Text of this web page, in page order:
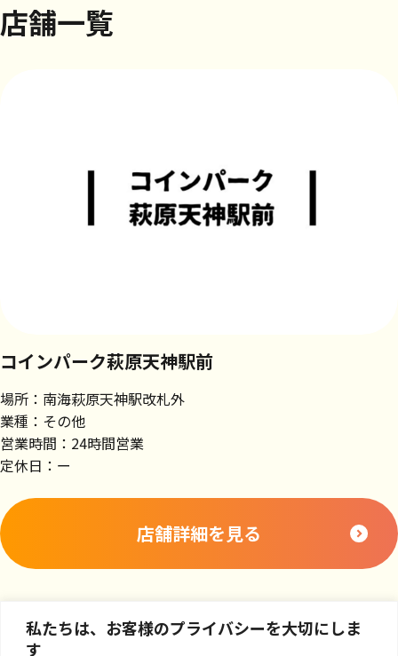
私たちは、お客様のプライバシーを大切にしま
す
店舗一覧
コインパーク萩原天神駅前
場所：南海萩原天神駅改札外
業種：その他
営業時間：24時間営業
定休日：ー
店舗詳細を見る